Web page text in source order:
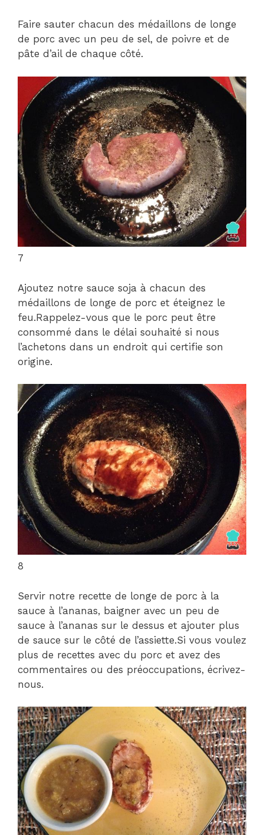
Faire sauter chacun des médaillons de longe
de porc avec un peu de sel, de poivre et de
pâte d’ail de chaque côté.
7
Ajoutez notre sauce soja à chacun des
médaillons de longe de porc et éteignez le
feu.Rappelez-vous que le porc peut être
consommé dans le délai souhaité si nous
l’achetons dans un endroit qui certifie son
origine.
8
Servir notre recette de longe de porc à la
sauce à l’ananas, baigner avec un peu de
sauce à l’ananas sur le dessus et ajouter plus
de sauce sur le côté de l’assiette.Si vous voulez
plus de recettes avec du porc et avez des
commentaires ou des préoccupations, écrivez-
nous.